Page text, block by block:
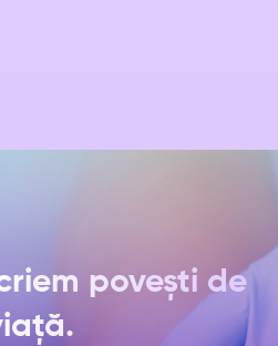
povești de